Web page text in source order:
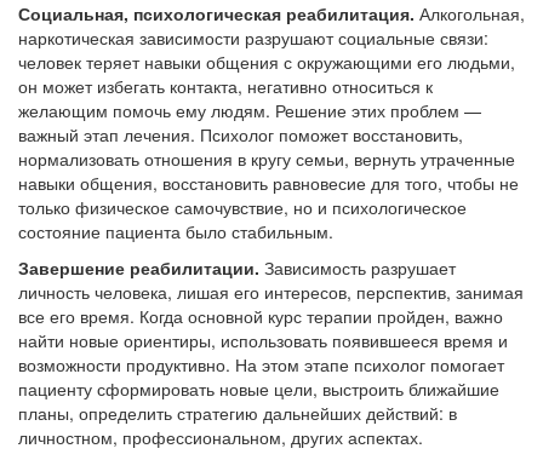
Социальная, психологическая реабилитация. Алкогольная,
наркотическая зависимости разрушают социальные связи:
человек теряет навыки общения с окружающими его людьми,
он может избегать контакта, негативно относиться к
желающим помочь ему людям. Решение этих проблем —
важный этап лечения. Психолог поможет восстановить,
нормализовать отношения в кругу семьи, вернуть утраченные
навыки общения, восстановить равновесие для того, чтобы не
только физическое самочувствие, но и психологическое
состояние пациента было стабильным.
Завершение реабилитации. Зависимость разрушает
личность человека, лишая его интересов, перспектив, занимая
все его время. Когда основной курс терапии пройден, важно
найти новые ориентиры, использовать появившееся время и
возможности продуктивно. На этом этапе психолог помогает
пациенту сформировать новые цели, выстроить ближайшие
планы, определить стратегию дальнейших действий: в
личностном, профессиональном, других аспектах.